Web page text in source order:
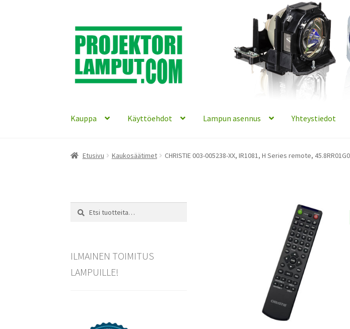
Siirry
navigointiin
Siirry
sisältöön
Kauppa Käyttöehdot Lampun asennus Yhteystiedot
Etusivu Kaukosäätimet CHRISTIE 003-005238-XX, IR1081, H Series remote,
Etsi:
Haku
ILMAINEN TOIMITUS
LAMPUILLE!